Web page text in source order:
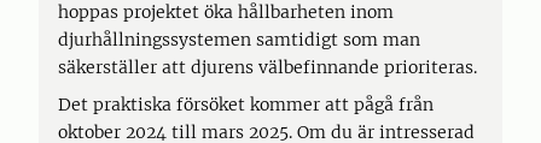
hoppas projektet öka hållbarheten inom
djurhållningssystemen samtidigt som man
säkerställer att djurens välbefinnande prioriteras.
Det praktiska försöket kommer att pågå från
oktober 2024 till mars 2025. Om du är intresserad